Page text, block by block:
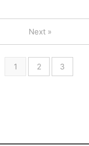
1 2 3
Next »